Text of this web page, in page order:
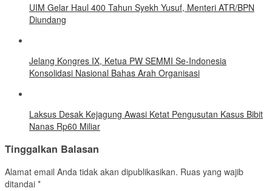
UIM Gelar Haul 400 Tahun Syekh Yusuf, Menteri ATR/BPN
Diundang
Jelang Kongres IX, Ketua PW SEMMI Se-Indonesia
Konsolidasi Nasional Bahas Arah Organisasi
Laksus Desak Kejagung Awasi Ketat Pengusutan Kasus Bibit
Nanas Rp60 Miliar
Tinggalkan Balasan
Alamat email Anda tidak akan dipublikasikan. Ruas yang wajib
ditandai *